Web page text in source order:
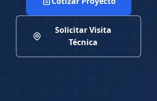
Solicitar Visita
Técnica